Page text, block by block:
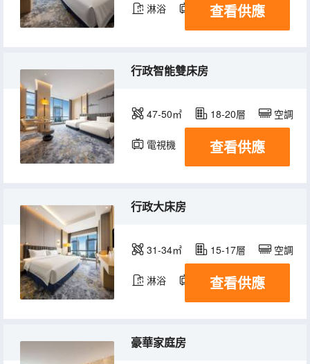
淋浴 電視機
查看供應
行政智能雙床房
47-50㎡ 18-20層 空調
電視機 查看供應
行政大床房
31-34㎡ 15-17層 空調
淋浴 電視機
查看供應
豪華家庭房